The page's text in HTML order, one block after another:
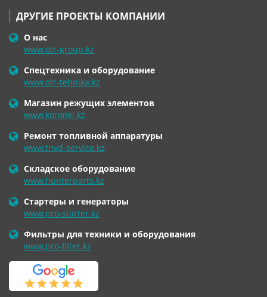
ДРУГИЕ ПРОЕКТЫ КОМПАНИИ
О нас
www.otr-group.kz
Спецтехника и оборудование
www.otr-tehnika.kz
Магазин режущих элементов
www.koronki.kz
Ремонт топливной аппаратуры
www.tnvd-service.kz
Складское оборудование
www.hunterparts.kz
Стартеры и генераторы
www.pro-starter.kz
Фильтры для техники и оборудования
www.pro-filter.kz